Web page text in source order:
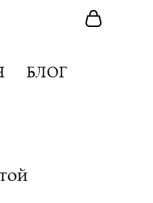
БЛОГ
БЛОГ